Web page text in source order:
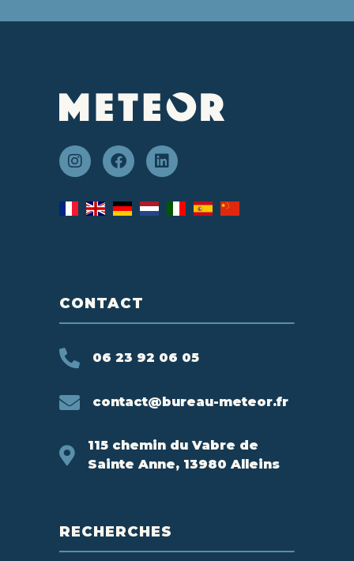
CONTACT
06 23 92 06 05
contact@bureau-meteor.fr
115 chemin du Vabre de
Sainte Anne, 13980 Alleins
RECHERCHES